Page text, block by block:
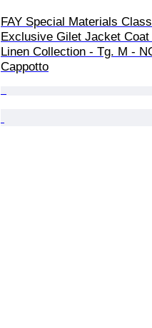
FAY Special Materials
Exclusive Gilet Jacket Coat
Linen Collection - Tg. M -
Cappotto